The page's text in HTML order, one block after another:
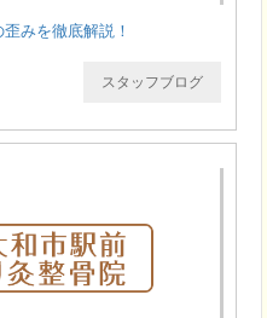
みを徹底解説！
スタッフブログ